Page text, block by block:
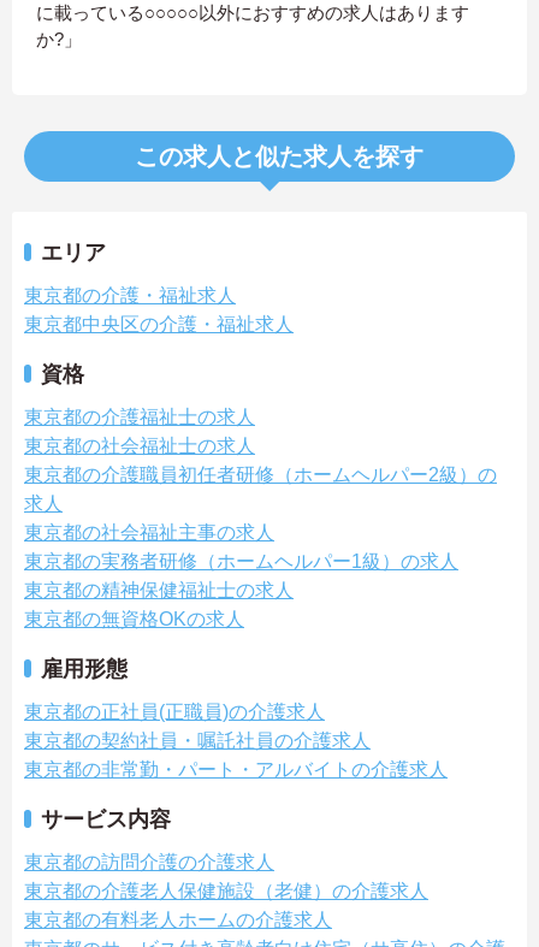
に載っている○○○○○以外におすすめの求人はあります
か?」
この求人と似た求人を探す
エリア
東京都の介護・福祉求人
東京都中央区の介護・福祉求人
資格
東京都の介護福祉士の求人
東京都の社会福祉士の求人
東京都の介護職員初任者研修（ホームヘルパー2級）の
求人
東京都の社会福祉主事の求人
東京都の実務者研修（ホームヘルパー1級）の求人
東京都の精神保健福祉士の求人
東京都の無資格OKの求人
雇用形態
東京都の正社員(正職員)の介護求人
東京都の契約社員・嘱託社員の介護求人
東京都の非常勤・パート・アルバイトの介護求人
サービス内容
東京都の訪問介護の介護求人
東京都の介護老人保健施設（老健）の介護求人
東京都の有料老人ホームの介護求人